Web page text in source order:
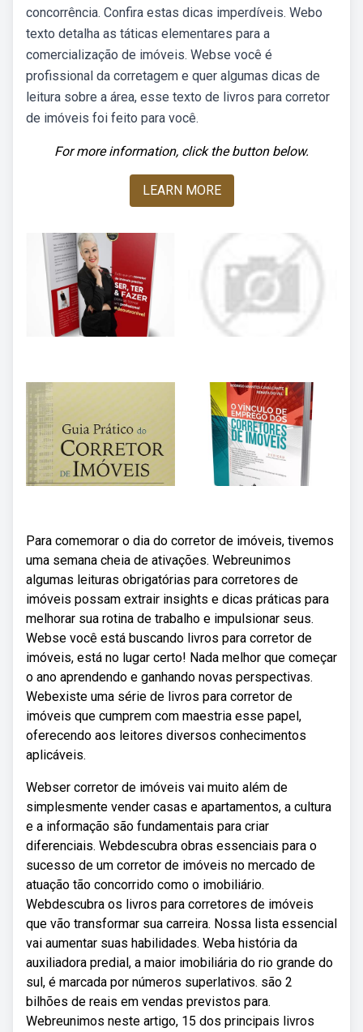
concorrência. Confira estas dicas imperdíveis. Webo
texto detalha as táticas elementares para a
comercialização de imóveis. Webse você é
profissional da corretagem e quer algumas dicas de
leitura sobre a área, esse texto de livros para corretor
de imóveis foi feito para você.
For more information, click the button below.
LEARN MORE
Para comemorar o dia do corretor de imóveis, tivemos
uma semana cheia de ativações. Webreunimos
algumas leituras obrigatórias para corretores de
imóveis possam extrair insights e dicas práticas para
melhorar sua rotina de trabalho e impulsionar seus.
Webse você está buscando livros para corretor de
imóveis, está no lugar certo! Nada melhor que começar
o ano aprendendo e ganhando novas perspectivas.
Webexiste uma série de livros para corretor de
imóveis que cumprem com maestria esse papel,
oferecendo aos leitores diversos conhecimentos
aplicáveis.
Webser corretor de imóveis vai muito além de
simplesmente vender casas e apartamentos, a cultura
e a informação são fundamentais para criar
diferenciais. Webdescubra obras essenciais para o
sucesso de um corretor de imóveis no mercado de
atuação tão concorrido como o imobiliário.
Webdescubra os livros para corretores de imóveis
que vão transformar sua carreira. Nossa lista essencial
vai aumentar suas habilidades. Weba história da
auxiliadora predial, a maior imobiliária do rio grande do
sul, é marcada por números superlativos. são 2
bilhões de reais em vendas previstos para.
Webreunimos neste artigo, 15 dos principais livros